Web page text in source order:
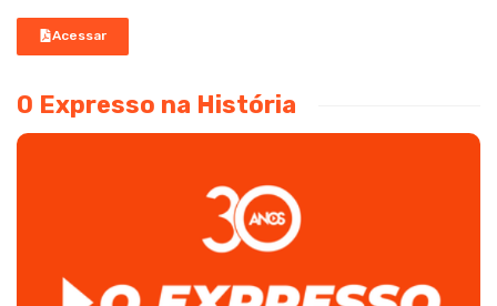
Acessar
O Expresso na História